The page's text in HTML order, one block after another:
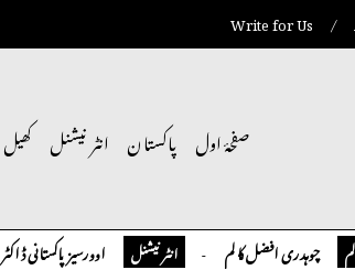
Write for Us
صفحۂ اول پاکستان انٹر نیشنل کھیل
افضل کالم انٹر نیشنل اوورسیز پاکستانی ڈاکٹر